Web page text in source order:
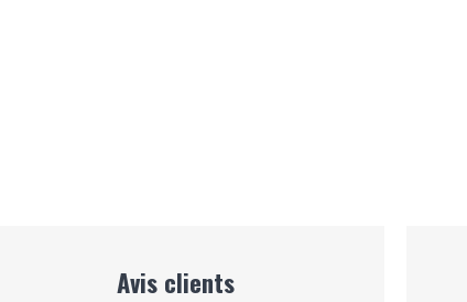
Avis clients